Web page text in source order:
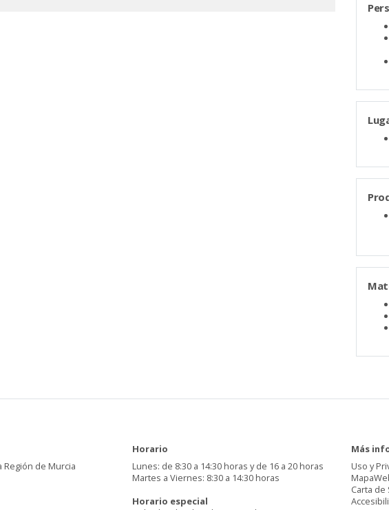
Región de Murcia
Horario
Lunes: de 8:30 a 14:30 horas y de 16 a 20 horas
Martes a Viernes: 8:30 a 14:30 horas
Horario especial
Más
Uso y
Carta de